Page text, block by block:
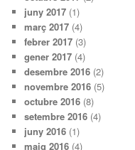
juny 2017 (1)
març 2017 (4)
febrer 2017 (3)
gener 2017 (4)
desembre 2016 (2)
novembre 2016 (5)
octubre 2016 (8)
setembre 2016 (4)
juny 2016 (1)
maig 2016 (4)